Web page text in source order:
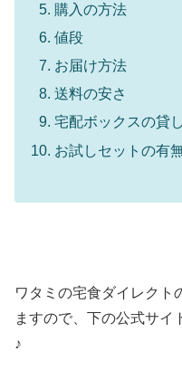
購入の方法
値段
お届け方法
送料の安さ
宅配ボックスの貸
お試しセットの有
ワタミの宅食ダイレクト
ますので、下の公式サイ
♪